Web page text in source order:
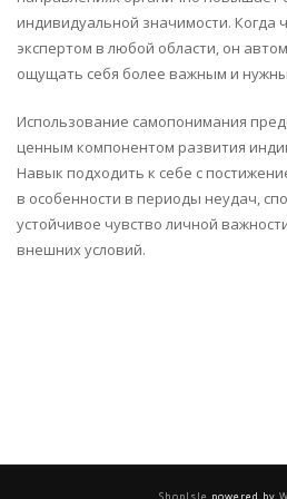
индивидуальной значимости. Когда
экспертом в любой области, он
ощущать себя более важным и
Использование самопонимания
ценным компонентом развития
Навык подходить к себе с
в особенности в периоды неудач,
устойчивое чувство личной
внешних условий.
ShopIsle powered by